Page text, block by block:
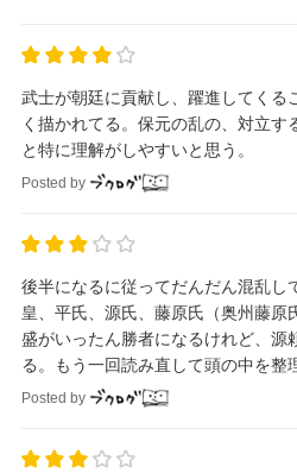
武士が朝廷に貢献し、躍進してくる
く描かれてる。保元の乱の、対立
と特に理解がしやすいと思う。
Posted by
後半になるに従ってだんだん混乱し
皇、平氏、源氏、藤原氏（奥州藤原
盛がいったん勝者になるけれど、源
る。もう一回読み直して頭の中を整
Posted by